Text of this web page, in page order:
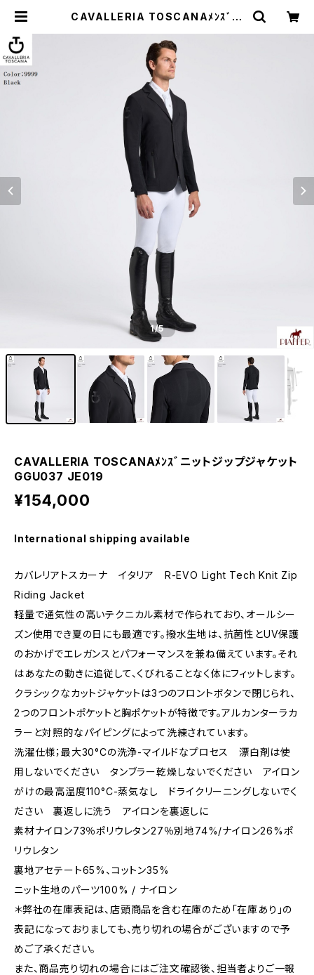
CAVALLERIA TOSCANAﾒﾝｽﾞニ
9 | 乗馬用品 | ピアッフェ 公式オンラ
インショップ | 通販
1/5
CAVALLERIA TOSCANAﾒﾝｽﾞニットジップジャケット
GGU037 JE019
¥154,000
International shipping available
カバレリアトスカーナ イタリア R-EVO Light Tech Knit Zip
Riding Jacket
軽量で通気性の高いテクニカル素材で作られており、オールシー
ズン使用でき夏の日にも最適です。撥水生地は、抗菌性とUV保護
のおかげでエレガンスとパフォーマンスを兼ね備えています。それ
はあなたの動きに追従して、くびれることなく体にフィットします。
クラシックなカットジャケットは3つのフロントボタンで閉じられ、
2つのフロントポケットと胸ポケットが特徴です。アルカンターラカ
ラーと対照的なパイピングによって洗練されています。
洗濯仕様；最大30°Cの洗浄-マイルドなプロセス 漂白剤は使
用しないでください タンブラー乾燥しないでください アイロン
がけの最高温度110°C-蒸気なし ドライクリーニングしないでく
ださい 裏返しに洗う アイロンを裏返しに
素材ナイロン73％ポリウレタン27％別地74%/ナイロン26%ポ
リウレタン
裏地アセテート65%、コットン35%
ニット生地のパーツ100% / ナイロン
＊弊社の在庫表記は、店頭商品を含む在庫のため「在庫あり」の
表記になっておりましても、売り切れの場合がございますので予
めご了承ください。
また、商品売り切れの場合にはご注文確認後、担当者よりご一報